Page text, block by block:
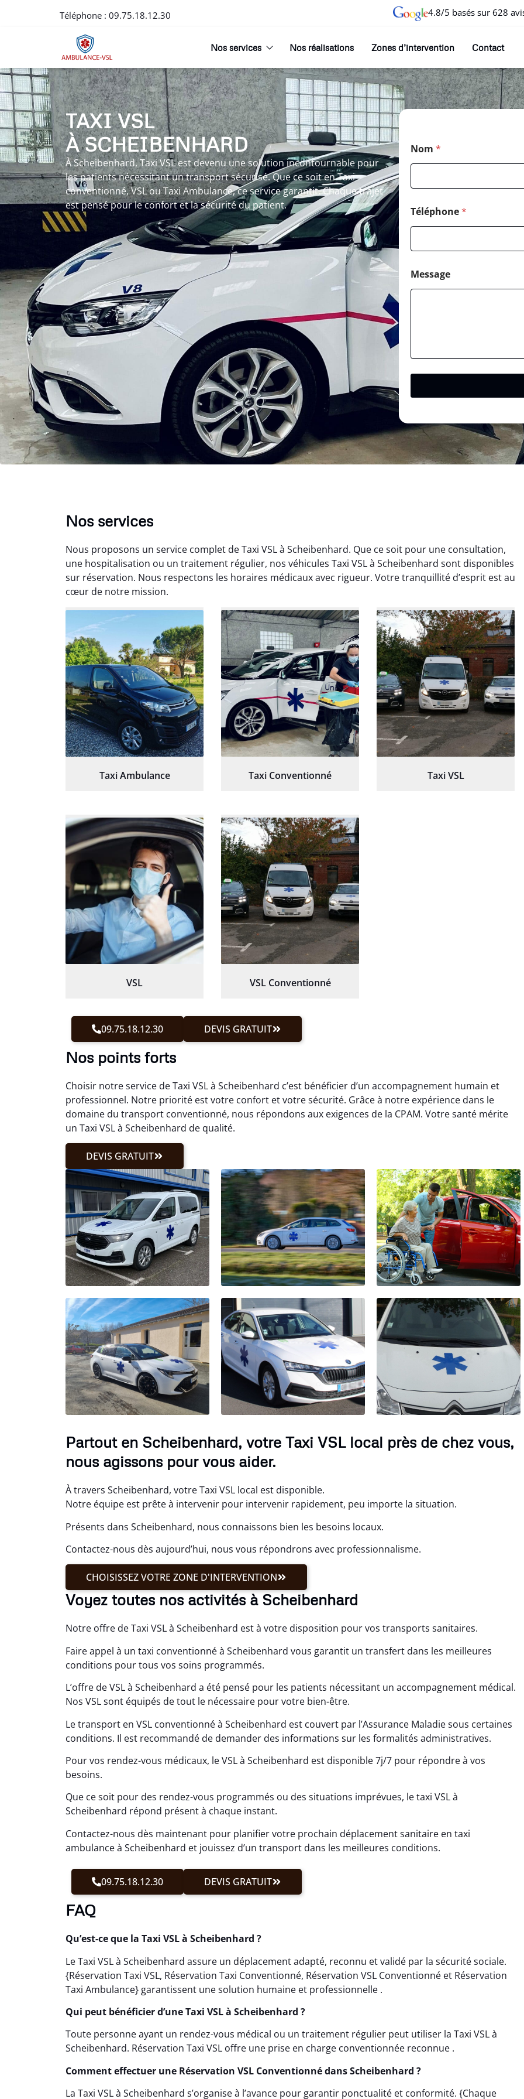
Téléphone : 09.75.18.12.30 4.8/5 basés sur 628
Nos services Nos réalisations Zones d’intervention Contact
TAXI VSL
À SCHEIBENHARD
À Scheibenhard, Taxi VSL est devenu une solution incontournable pour
les patients nécessitant un transport sécurisé. Que ce soit en Taxi
conventionné, VSL ou Taxi Ambulance, ce service garantit. Chaque trajet
est pensé pour le confort et la sécurité du patient.
Nom *
Téléphone*
Message
Nos services
Nous proposons un service complet de Taxi VSL à Scheibenhard. Que ce soit pour une consultation,
une hospitalisation ou un traitement régulier, nos véhicules Taxi VSL à Scheibenhard sont disponibles
sur réservation. Nous respectons les horaires médicaux avec rigueur. Votre tranquillité d’esprit est au
cœur de notre mission.
Taxi Ambulance Taxi Conventionné Taxi VSL
VSL VSL Conventionné
09.75.18.12.30 DEVIS GRATUIT
Nos points forts
Choisir notre service de Taxi VSL à Scheibenhard c’est bénéficier d’un accompagnement humain et
professionnel. Notre priorité est votre confort et votre sécurité. Grâce à notre expérience dans le
domaine du transport conventionné, nous répondons aux exigences de la CPAM. Votre santé mérite
un Taxi VSL à Scheibenhard de qualité.
DEVIS GRATUIT
Partout en Scheibenhard, votre Taxi VSL local près de chez vous,
nous agissons pour vous aider.
À travers Scheibenhard, votre Taxi VSL local est disponible.
Notre équipe est prête à intervenir pour intervenir rapidement, peu importe la situation.
Présents dans Scheibenhard, nous connaissons bien les besoins locaux.
Contactez-nous dès aujourd’hui, nous vous répondrons avec professionnalisme.
CHOISISSEZ VOTRE ZONE D'INTERVENTION
Voyez toutes nos activités à Scheibenhard
Notre offre de Taxi VSL à Scheibenhard est à votre disposition pour vos transports sanitaires.
Faire appel à un taxi conventionné à Scheibenhard vous garantit un transfert dans les meilleures
conditions pour tous vos soins programmés.
L’offre de VSL à Scheibenhard a été pensé pour les patients nécessitant un accompagnement médical.
Nos VSL sont équipés de tout le nécessaire pour votre bien-être.
Le transport en VSL conventionné à Scheibenhard est couvert par l’Assurance Maladie sous certaines
conditions. Il est recommandé de demander des informations sur les formalités administratives.
Pour vos rendez-vous médicaux, le VSL à Scheibenhard est disponible 7j/7 pour répondre à vos
besoins.
Que ce soit pour des rendez-vous programmés ou des situations imprévues, le taxi VSL à
Scheibenhard répond présent à chaque instant.
Contactez-nous dès maintenant pour planifier votre prochain déplacement sanitaire en taxi
ambulance à Scheibenhard et jouissez d’un transport dans les meilleures conditions.
09.75.18.12.30 DEVIS GRATUIT
FAQ
Qu’est-ce que la Taxi VSL à Scheibenhard ?
Le Taxi VSL à Scheibenhard assure un déplacement adapté, reconnu et validé par la sécurité sociale.
{Réservation Taxi VSL, Réservation Taxi Conventionné, Réservation VSL Conventionné et Réservation
Taxi Ambulance} garantissent une solution humaine et professionnelle .
Qui peut bénéficier d’une Taxi VSL à Scheibenhard ?
Toute personne ayant un rendez-vous médical ou un traitement régulier peut utiliser la Taxi VSL à
Scheibenhard. Réservation Taxi VSL offre une prise en charge conventionnée reconnue .
Comment effectuer une Réservation VSL Conventionné dans Scheibenhard ?
La Taxi VSL à Scheibenhard s’organise à l’avance pour garantir ponctualité et conformité. {Chaque
Arnaud Deschamps
30 janvier 2025
Très satisfait du transport,
tout s’est bien déroulé.
Chauffeur à l’écoute et
patient.
Jérémy Ferrand
8 septembre 2024
Transport ponctuel et
personnel très attentionné.
Très satisfait du service.